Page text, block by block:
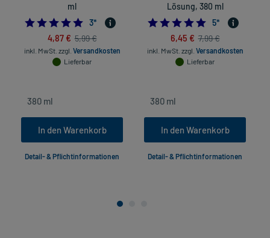
ml
5.0
3*
4,87 € 5,99 €
inkl. MwSt. zzgl. Versandkosten
Lieferbar
In den Warenkorb
Detail- & Pflichtinformationen
Lösung, 380 ml
5.0
5*
6,45 € 7,99 €
inkl. MwSt. zzgl. Versandkosten
Lieferbar
In den Warenkorb
Detail- & Pflichtinformationen